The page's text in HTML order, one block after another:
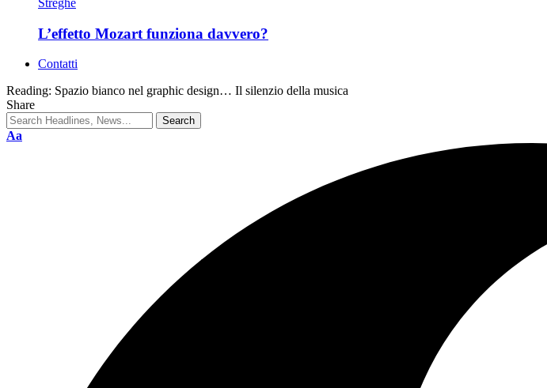
L’effetto Mozart funziona davvero?
Contatti
Reading: Spazio bianco nel graphic design… Il silenzio della musica
Share
Aa